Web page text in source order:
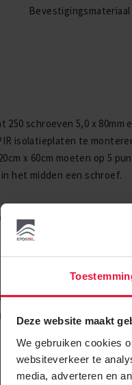
Deze website maakt
We gebruiken cookies
websiteverkeer te
media, adverteren en
Bevestigingsmateriaal
250 schroeven 5,0 x 80mm
isolatieplaten te
x 60cm moeten op 5
het midden een schroef.
uit dit pakket
60 mm dikte.